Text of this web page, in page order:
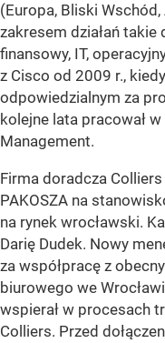
(Europa, Bliski
zakresem działań takie
finansowy, IT,
z Cisco od 2009 r.,
odpowiedzialnym za
kolejne lata pracował
Management.
Firma doradcza
PAKOSZA na
na rynek wrocławski.
Darię Dudek. Nowy
za współpracę z
biurowego we
wspierał w procesach
Colliers. Przed